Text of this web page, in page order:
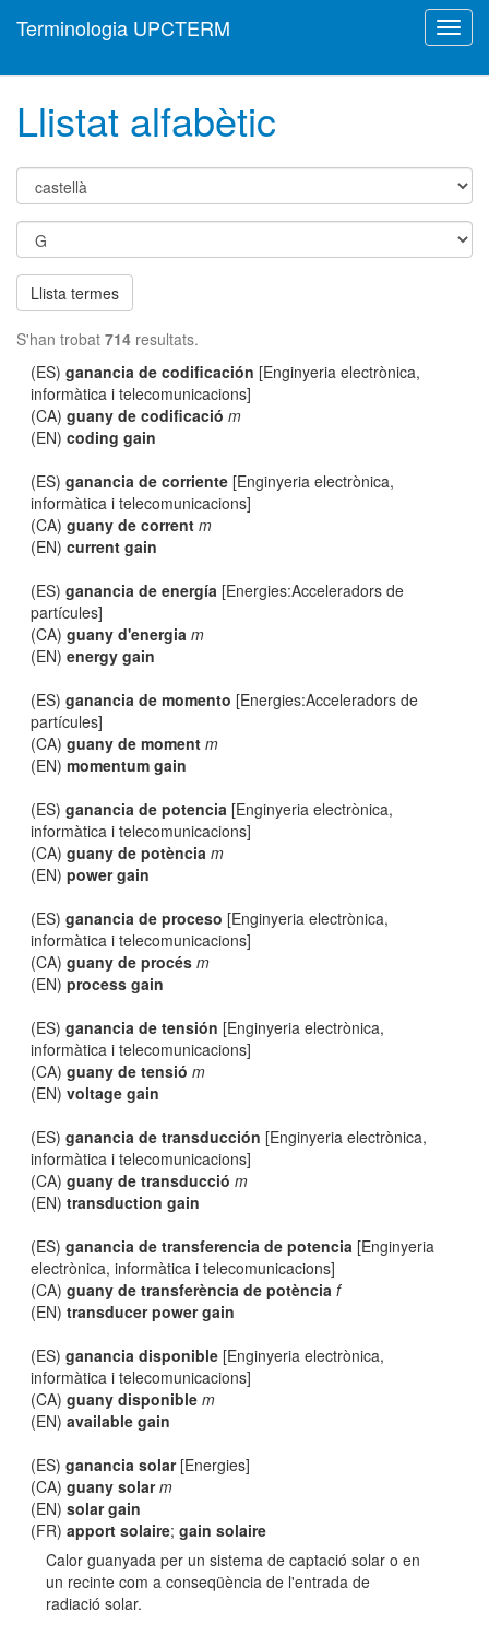
Terminologia UPCTERM
Llistat alfabètic
Llista termes
S'han trobat 714 resultats.
(ES)ganancia de codificación [Enginyeria electrònica,
informàtica i telecomunicacions]
(CA)guany de codificació m
(EN)coding gain
(ES)ganancia de corriente [Enginyeria electrònica,
informàtica i telecomunicacions]
(CA)guany de corrent m
(EN)current gain
(ES)ganancia de energía [Energies:Acceleradors de
partícules]
(CA)guany d'energia m
(EN)energy gain
(ES)ganancia de momento [Energies:Acceleradors de
partícules]
(CA)guany de moment m
(EN)momentum gain
(ES)ganancia de potencia [Enginyeria electrònica,
informàtica i telecomunicacions]
(CA)guany de potència m
(EN)power gain
(ES)ganancia de proceso [Enginyeria electrònica,
informàtica i telecomunicacions]
(CA)guany de procés m
(EN)process gain
(ES)ganancia de tensión [Enginyeria electrònica,
informàtica i telecomunicacions]
(CA)guany de tensió m
(EN)voltage gain
(ES)ganancia de transducción [Enginyeria electrònica,
informàtica i telecomunicacions]
(CA)guany de transducció m
(EN)transduction gain
(ES)ganancia de transferencia de potencia [Enginyeria
electrònica, informàtica i telecomunicacions]
(CA)guany de transferència de potència f
(EN)transducer power gain
(ES)ganancia disponible [Enginyeria electrònica,
informàtica i telecomunicacions]
(CA)guany disponible m
(EN)available gain
(ES)ganancia solar[Energies]
(CA)guany solar m
(EN)solar gain
(FR)apport solaire;gain solaire
Calor guanyada per un sistema de captació solar o en
un recinte com a conseqüència de l'entrada de
radiació solar.